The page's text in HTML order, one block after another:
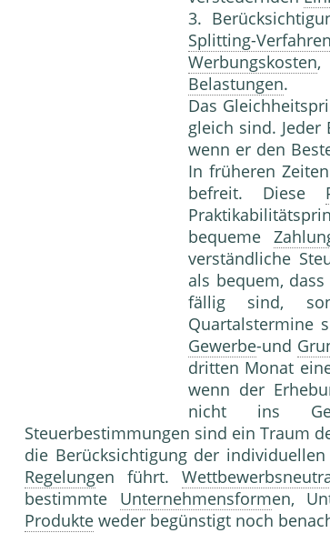
3.
Splitting-Verfahren
Werbungskosten
Belastungen.
Das
gleich sind.
wenn er den
In früheren
befreit. Diese
bequeme
verständliche
als bequem, dass
fällig sind,
Quartalstermine
Gewerbe-und
dritten Monat
wenn der
nicht ins
Steuerbestimmungen sind ein Traum
die Berücksichtigung der
Regelungen führt.
bestimmte Unternehmensformen,
Produkte weder begünstigt noch